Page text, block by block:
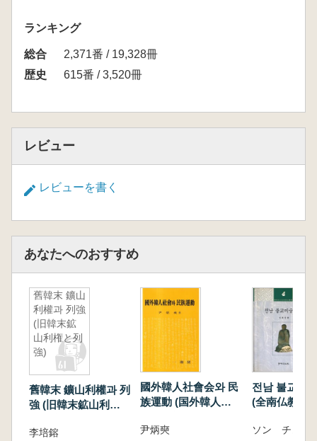
ランキング
総合
2,371番 / 19,328冊
歴史
615番 / 3,520冊
レビュー
レビューを書く
あなたへのおすすめ
舊韓末 鑛山
利權과 列強
(旧韓末鉱
山利権と列
強)
舊韓末 鑛山利權과 列
強 (旧韓末鉱山利権
李培鎔
國外韓人社會会와 民
族運動 (国外韓人社
尹炳奭
전남 불교미
(全南仏教美
ソン チュン